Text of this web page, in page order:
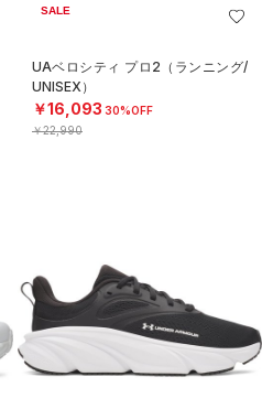
SALE
UAベロシティ プロ2（ランニング/
UNISEX）
￥16,093 30%OFF
￥22,990